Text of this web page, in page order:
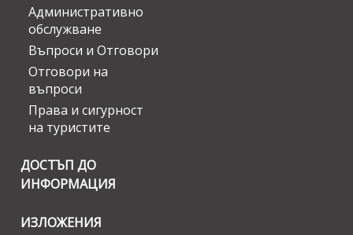
Административно
обслужване
Въпроси и Отговори
Отговори на
въпроси
Права и сигурност
на туристите
ДОСТЪП ДО
ИНФОРМАЦИЯ
ИЗЛОЖЕНИЯ